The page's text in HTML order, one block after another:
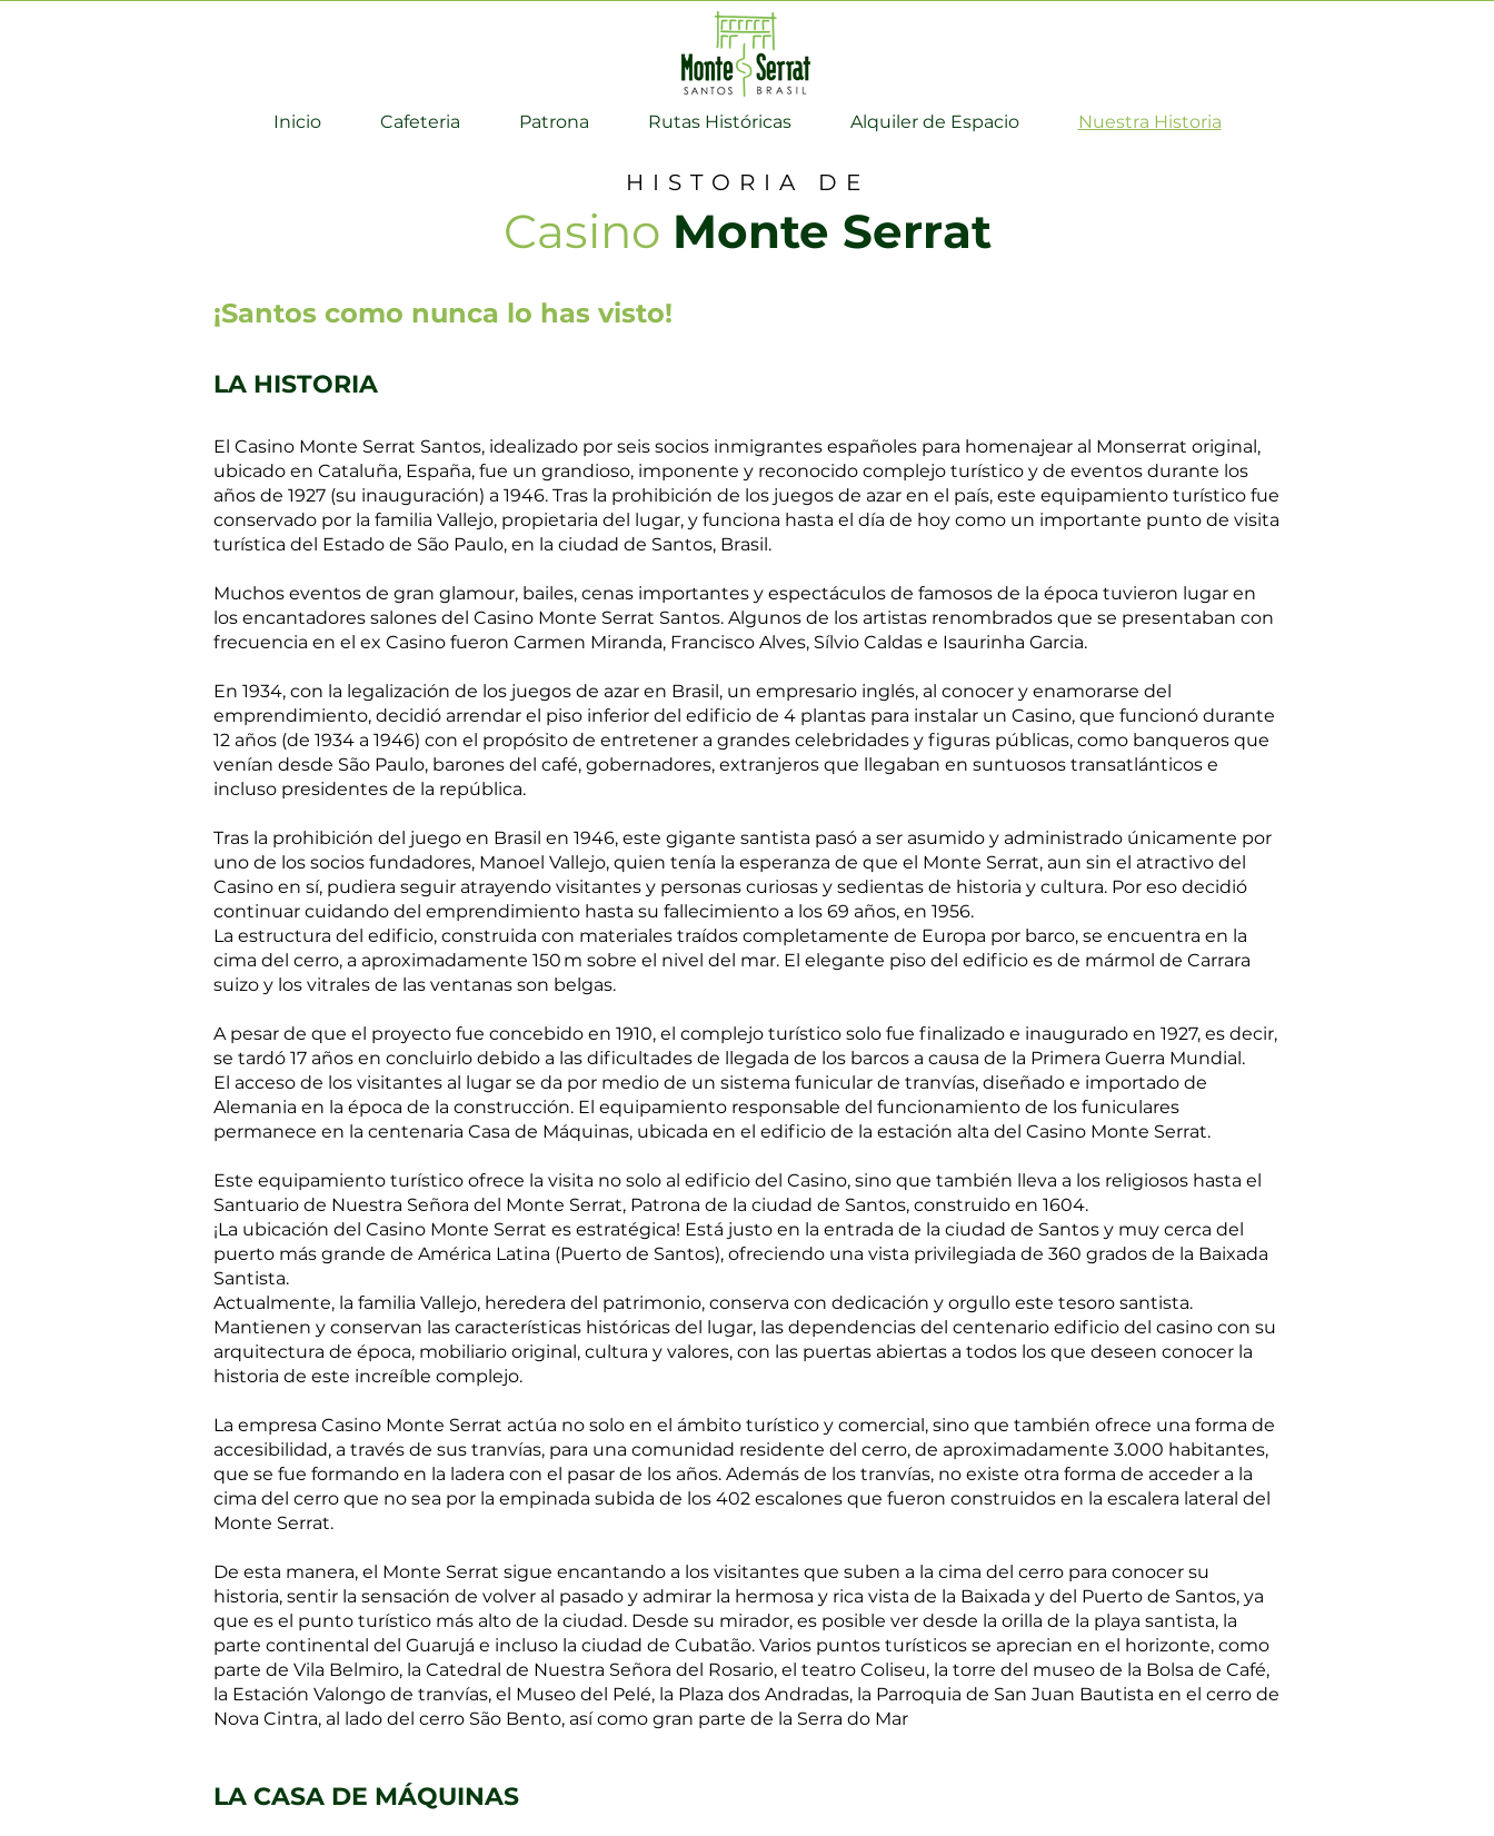
Inicio Cafeteria Patrona Rutas Históricas Alquiler de Espacio Nuestra Historia
HISTORIA DE
Casino Monte Serrat
¡Santos como nunca lo has visto!
LA HISTORIA
El Casino Monte Serrat Santos, idealizado por seis socios inmigrantes españoles para homenajear al Monserrat original,
ubicado en Cataluña, España, fue un grandioso, imponente y reconocido complejo turístico y de eventos durante los
años de 1927 (su inauguración) a 1946. Tras la prohibición de los juegos de azar en el país, este equipamiento turístico fue
conservado por la familia Vallejo, propietaria del lugar, y funciona hasta el día de hoy como un importante punto de visita
turística del Estado de São Paulo, en la ciudad de Santos, Brasil.
Muchos eventos de gran glamour, bailes, cenas importantes y espectáculos de famosos de la época tuvieron lugar en
los encantadores salones del Casino Monte Serrat Santos. Algunos de los artistas renombrados que se presentaban con
frecuencia en el ex Casino fueron Carmen Miranda, Francisco Alves, Sílvio Caldas e Isaurinha Garcia.
En 1934, con la legalización de los juegos de azar en Brasil, un empresario inglés, al conocer y enamorarse del
emprendimiento, decidió arrendar el piso inferior del edificio de 4 plantas para instalar un Casino, que funcionó durante
12 años (de 1934 a 1946) con el propósito de entretener a grandes celebridades y figuras públicas, como banqueros que
venían desde São Paulo, barones del café, gobernadores, extranjeros que llegaban en suntuosos transatlánticos e
incluso presidentes de la república.
Tras la prohibición del juego en Brasil en 1946, este gigante santista pasó a ser asumido y administrado únicamente por
uno de los socios fundadores, Manoel Vallejo, quien tenía la esperanza de que el Monte Serrat, aun sin el atractivo del
Casino en sí, pudiera seguir atrayendo visitantes y personas curiosas y sedientas de historia y cultura. Por eso decidió
continuar cuidando del emprendimiento hasta su fallecimiento a los 69 años, en 1956.
La estructura del edificio, construida con materiales traídos completamente de Europa por barco, se encuentra en la
cima del cerro, a aproximadamente 150 m sobre el nivel del mar. El elegante piso del edificio es de mármol de Carrara
suizo y los vitrales de las ventanas son belgas.
A pesar de que el proyecto fue concebido en 1910, el complejo turístico solo fue finalizado e inaugurado en 1927, es decir,
se tardó 17 años en concluirlo debido a las dificultades de llegada de los barcos a causa de la Primera Guerra Mundial.
El acceso de los visitantes al lugar se da por medio de un sistema funicular de tranvías, diseñado e importado de
Alemania en la época de la construcción. El equipamiento responsable del funcionamiento de los funiculares
permanece en la centenaria Casa de Máquinas, ubicada en el edificio de la estación alta del Casino Monte Serrat.
Este equipamiento turístico ofrece la visita no solo al edificio del Casino, sino que también lleva a los religiosos hasta el
Santuario de Nuestra Señora del Monte Serrat, Patrona de la ciudad de Santos, construido en 1604.
¡La ubicación del Casino Monte Serrat es estratégica! Está justo en la entrada de la ciudad de Santos y muy cerca del
puerto más grande de América Latina (Puerto de Santos), ofreciendo una vista privilegiada de 360 grados de la Baixada
Santista.
Actualmente, la familia Vallejo, heredera del patrimonio, conserva con dedicación y orgullo este tesoro santista.
Mantienen y conservan las características históricas del lugar, las dependencias del centenario edificio del casino con su
arquitectura de época, mobiliario original, cultura y valores, con las puertas abiertas a todos los que deseen conocer la
historia de este increíble complejo.
La empresa Casino Monte Serrat actúa no solo en el ámbito turístico y comercial, sino que también ofrece una forma de
accesibilidad, a través de sus tranvías, para una comunidad residente del cerro, de aproximadamente 3.000 habitantes,
que se fue formando en la ladera con el pasar de los años. Además de los tranvías, no existe otra forma de acceder a la
cima del cerro que no sea por la empinada subida de los 402 escalones que fueron construidos en la escalera lateral del
Monte Serrat.
De esta manera, el Monte Serrat sigue encantando a los visitantes que suben a la cima del cerro para conocer su
historia, sentir la sensación de volver al pasado y admirar la hermosa y rica vista de la Baixada y del Puerto de Santos, ya
que es el punto turístico más alto de la ciudad. Desde su mirador, es posible ver desde la orilla de la playa santista, la
parte continental del Guarujá e incluso la ciudad de Cubatão. Varios puntos turísticos se aprecian en el horizonte, como
parte de Vila Belmiro, la Catedral de Nuestra Señora del Rosario, el teatro Coliseu, la torre del museo de la Bolsa de Café,
la Estación Valongo de tranvías, el Museo del Pelé, la Plaza dos Andradas, la Parroquia de San Juan Bautista en el cerro de
Nova Cintra, al lado del cerro São Bento, así como gran parte de la Serra do Mar
LA CASA DE MÁQUINAS